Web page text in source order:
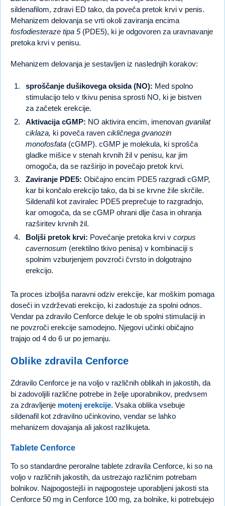
sildenafilom, zdravi ED tako, da poveča pretok krvi v penis.
Mehanizem delovanja se vrti okoli zaviranja encima
fosfodiesteraze tipa 5(PDE5), ki je odgovoren za uravnavanje
pretoka krvi v penisu.
Mehanizem delovanja je sestavljen iz naslednjih korakov:
sproščanje dušikovega oksida (NO): Med spolno
stimulacijo telo v tkivu penisa sprosti NO, ki je bistven
za začetek erekcije.
Aktivacija cGMP: NO aktivira encim, imenovan gvanilat
ciklaza, ki poveča raven cikličnega gvanozin
monofosfata (cGMP). cGMP je molekula, ki sprošča
gladke mišice v stenah krvnih žil v penisu, kar jim
omogoča, da se razširijo in povečajo pretok krvi.
Zaviranje PDE5: Običajno encim PDE5 razgradi cGMP,
kar bi končalo erekcijo tako, da bi se krvne žile skrčile.
Sildenafil kot zaviralec PDE5 preprečuje to razgradnjo,
kar omogoča, da se cGMP ohrani dlje časa in ohranja
razširitev krvnih žil.
Boljši pretok krvi: Povečanje pretoka krvi v corpus
cavernosum (erektilno tkivo penisa) v kombinaciji s
spolnim vzburjenjem povzroči čvrsto in dolgotrajno
erekcijo.
Ta proces izboljša naravni odziv erekcije, kar moškim pomaga
doseči in vzdrževati erekcijo, ki zadostuje za spolni odnos.
Vendar pa zdravilo Cenforce deluje le ob spolni stimulaciji in
ne povzroči erekcije samodejno. Njegovi učinki običajno
trajajo od 4 do 6 ur po jemanju.
Oblike zdravila Cenforce
Zdravilo Cenforce je na voljo v različnih oblikah in jakostih, da
bi zadovoljili različne potrebe in želje uporabnikov, predvsem
za zdravljenje motenj erekcije. Vsaka oblika vsebuje
sildenafil kot zdravilno učinkovino, vendar se lahko
mehanizem dovajanja ali jakost razlikujeta.
Tablete Cenforce
To so standardne peroralne tablete zdravila Cenforce, ki so na
voljo v različnih jakostih, da ustrezajo različnim potrebam
bolnikov. Najpogostejši in najpogosteje uporabljeni jakosti sta
Cenforce 50 mg in Cenforce 100 mg, za bolnike, ki potrebujejo